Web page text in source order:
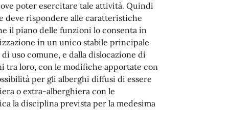
poter esercitare tale attività. Quindi
rispondere alle caratteristiche
il piano delle funzioni lo consenta in
in un unico stabile principale
uso comune, e dalla dislocazione di
tra loro, con le modifiche apportate con
per gli alberghi diffusi di essere
o extra-alberghiera con le
la disciplina prevista per la medesima